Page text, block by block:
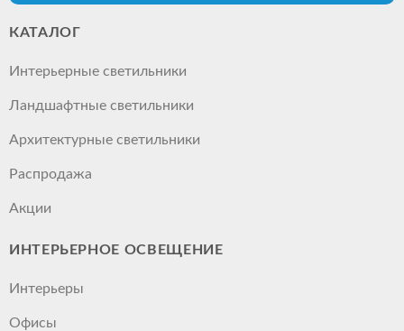
КАТАЛОГ
Интерьерные светильники
Ландшафтные светильники
Архитектурные светильники
Распродажа
Акции
ИНТЕРЬЕРНОЕ ОСВЕЩЕНИЕ
Интерьеры
Офисы